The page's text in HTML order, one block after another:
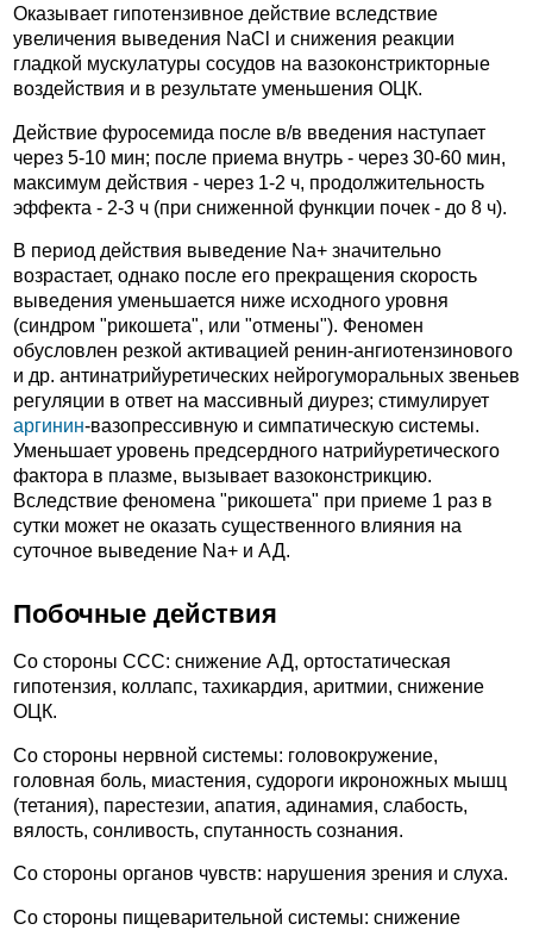
Оказывает гипотензивное действие вследствие
увеличения выведения NaCl и снижения реакции
гладкой мускулатуры сосудов на вазоконстрикторные
воздействия и в результате уменьшения ОЦК.
Действие фуросемида после в/в введения наступает
через 5-10 мин; после приема внутрь - через 30-60 мин,
максимум действия - через 1-2 ч, продолжительность
эффекта - 2-3 ч (при сниженной функции почек - до 8 ч).
В период действия выведение Na+ значительно
возрастает, однако после его прекращения скорость
выведения уменьшается ниже исходного уровня
(синдром "рикошета", или "отмены"). Феномен
обусловлен резкой активацией ренин-ангиотензинового
и др. антинатрийуретических нейрогуморальных звеньев
регуляции в ответ на массивный диурез; стимулирует
аргинин-вазопрессивную и симпатическую системы.
Уменьшает уровень предсердного натрийуретического
фактора в плазме, вызывает вазоконстрикцию.
Вследствие феномена "рикошета" при приеме 1 раз в
сутки может не оказать существенного влияния на
суточное выведение Na+ и АД.
Побочные действия
Со стороны ССС: снижение АД, ортостатическая
гипотензия, коллапс, тахикардия, аритмии, снижение
ОЦК.
Со стороны нервной системы: головокружение,
головная боль, миастения, судороги икроножных мышц
(тетания), парестезии, апатия, адинамия, слабость,
вялость, сонливость, спутанность сознания.
Со стороны органов чувств: нарушения зрения и слуха.
Со стороны пищеварительной системы: снижение